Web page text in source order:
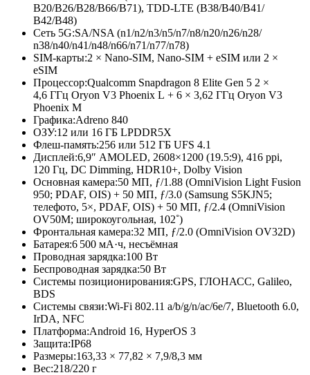
B20/B26/B28/B66/B71), TDD-LTE (B38/B40/B41/
B42/B48)
Сеть 5G:SA/NSA (n1/n2/n3/n5/n7/n8/n20/n26/n28/
n38/n40/n41/n48/n66/n71/n77/n78)
SIM-карты:2 × Nano-SIM, Nano-SIM + eSIM или 2 ×
eSIM
Процессор:Qualcomm Snapdragon 8 Elite Gen 5 2 ×
4,6 ГГц Oryon V3 Phoenix L + 6 × 3,62 ГГц Oryon V3
Phoenix M
Графика:Adreno 840
ОЗУ:12 или 16 ГБ LPDDR5X
Флеш-память:256 или 512 ГБ UFS 4.1
Дисплей:6,9″ AMOLED, 2608×1200 (19.5:9), 416 ppi,
120 Гц, DC Dimming, HDR10+, Dolby Vision
Основная камера:50 МП, ƒ/1.88 (OmniVision Light Fusion
950; PDAF, OIS) + 50 МП, ƒ/3.0 (Samsung S5KJN5;
телефото, 5×, PDAF, OIS) + 50 МП, ƒ/2.4 (OmniVision
OV50M; широкоугольная, 102˚)
Фронтальная камера:32 МП, ƒ/2.0 (OmniVision OV32D)
Батарея:6 500 мА·ч, несъёмная
Проводная зарядка:100 Вт
Беспроводная зарядка:50 Вт
Системы позиционирования:GPS, ГЛОНАСС, Galileo,
BDS
Системы связи:Wi-Fi 802.11 a/b/g/n/ac/6e/7, Bluetooth 6.0,
IrDA, NFC
Платформа:Android 16, HyperOS 3
Защита:IP68
Размеры:163,33 × 77,82 × 7,9/8,3 мм
Вес:218/220 г